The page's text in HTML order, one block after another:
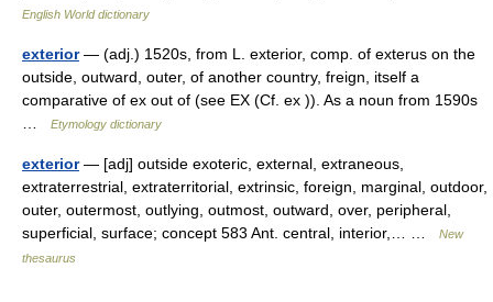
English World dictionary
exterior— (adj.) 1520s, from L. exterior, comp. of exterus on the
outside, outward, outer, of another country, freign, itself a
comparative of ex out of (see EX (Cf. ex )). As a noun from 1590s
Etymology dictionary
exterior— [adj] outside exoteric, external, extraneous,
extraterrestrial, extraterritorial, extrinsic, foreign, marginal, outdoor,
outer, outermost, outlying, outmost, outward, over, peripheral,
superficial, surface; concept 583 Ant. central, interior,… …
New
thesaurus